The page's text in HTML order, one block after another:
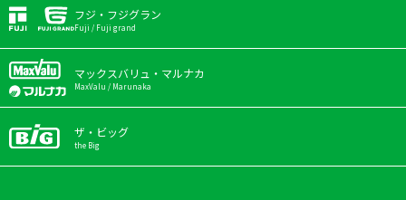
フジ・フジグラン
Fuji / Fuji grand
マックスバリュ・マルナカ
MaxValu / Marunaka
ザ・ビッグ
the Big